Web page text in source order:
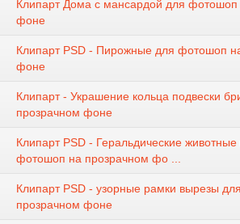
Клипарт Дома с мансардой для фотошоп
фоне
Клипарт PSD - Пирожные для фотошоп
фоне
Клипарт - Украшение кольца подвески
прозрачном фоне
Клипарт PSD - Геральдические
фотошоп на прозрачном фо ...
Клипарт PSD - узорные рамки вырезы
прозрачном фоне